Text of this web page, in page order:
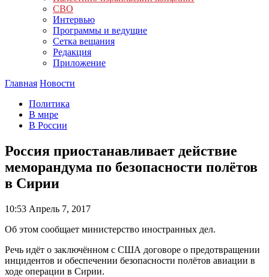
СВО
Интервью
Программы и ведущие
Сетка вещания
Редакция
Приложение
Главная Новости
Политика
В мире
В России
Россия приостанавливает действие
меморандума по безопасности полётов
в Сирии
10:53 Апрель 7, 2017
Об этом сообщает министерство иностранных дел.
Речь идёт о заключённом с США договоре о предотвращении
инцидентов и обеспечении безопасности полётов авиации в
ходе операции в Сирии.